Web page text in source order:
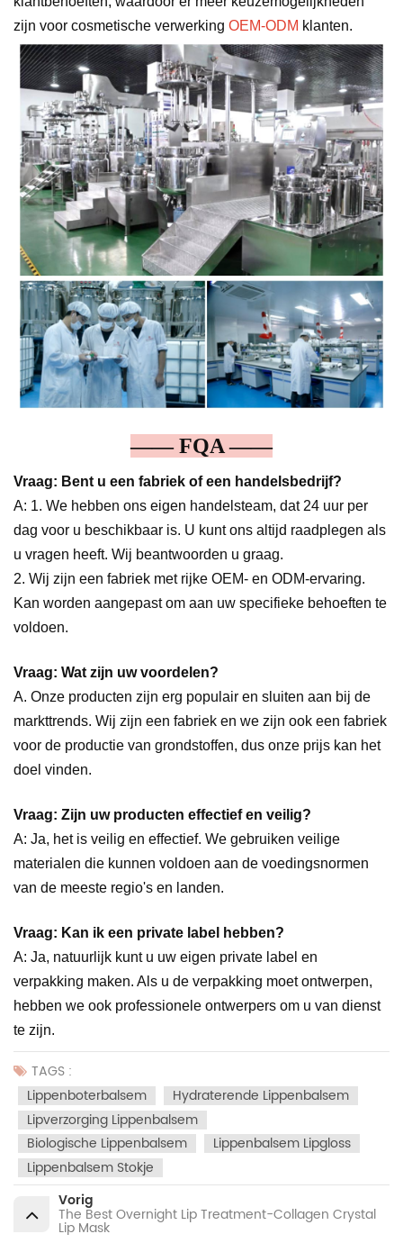
zijn voor cosmetische verwerking OEM-ODM klanten.
—— FQA ——
Vraag: Bent u een fabriek of een handelsbedrijf?
A: 1. We hebben ons eigen handelsteam, dat 24 uur per
dag voor u beschikbaar is. U kunt ons altijd raadplegen als
u vragen heeft. Wij beantwoorden u graag.
2. Wij zijn een fabriek met rijke OEM- en ODM-ervaring.
Kan worden aangepast om aan uw specifieke behoeften te
voldoen.
Vraag: Wat zijn uw voordelen?
A. Onze producten zijn erg populair en sluiten aan bij de
markttrends. Wij zijn een fabriek en we zijn ook een fabriek
voor de productie van grondstoffen, dus onze prijs kan het
doel vinden.
Vraag: Zijn uw producten effectief en veilig?
A: Ja, het is veilig en effectief. We gebruiken veilige
materialen die kunnen voldoen aan de voedingsnormen
van de meeste regio's en landen.
Vraag: Kan ik een private label hebben?
A: Ja, natuurlijk kunt u uw eigen private label en
verpakking maken. Als u de verpakking moet ontwerpen,
hebben we ook professionele ontwerpers om u van dienst
te zijn.
TAGS :
Lippenboterbalsem
Hydraterende Lippenbalsem
Lipverzorging Lippenbalsem
Biologische Lippenbalsem
Lippenbalsem Lipgloss
Lippenbalsem Stokje
Vorig
The Best Overnight Lip Treatment-Collagen Crystal
Lip Mask